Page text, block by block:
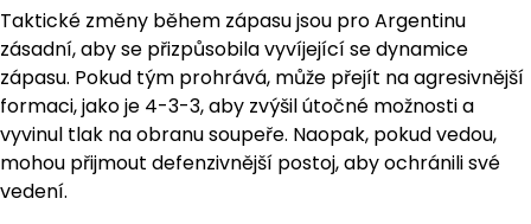
Taktické změny během zápasu jsou pro Argentinu
zásadní, aby se přizpůsobila vyvíjející se dynamice
zápasu. Pokud tým prohrává, může přejít na agresivnější
formaci, jako je 4-3-3, aby zvýšil útočné možnosti a
vyvinul tlak na obranu soupeře. Naopak, pokud vedou,
mohou přijmout defenzivnější postoj, aby ochránili své
vedení.